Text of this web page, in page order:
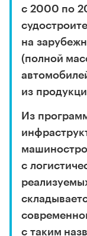
с 2000 по
на
(полной
из
Из
с
с таким